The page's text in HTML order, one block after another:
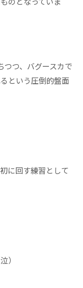
つつ、バグースカで
という圧倒的盤面
に回す練習として
）